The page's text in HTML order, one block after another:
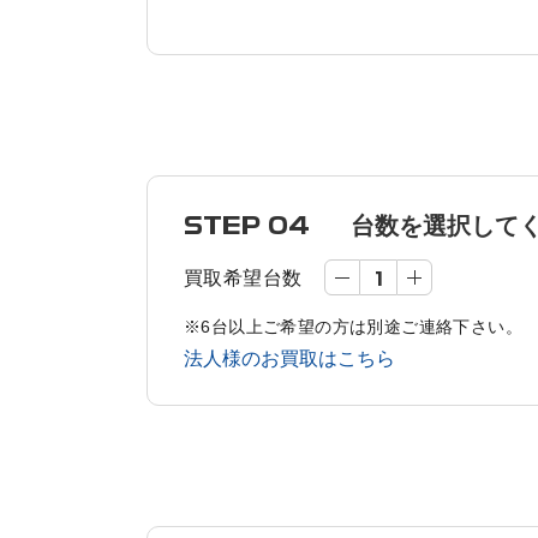
STEP 04 台数を選択して
買取希望台数
※6台以上ご希望の方は別途ご連絡下さい。
法人様のお買取はこちら